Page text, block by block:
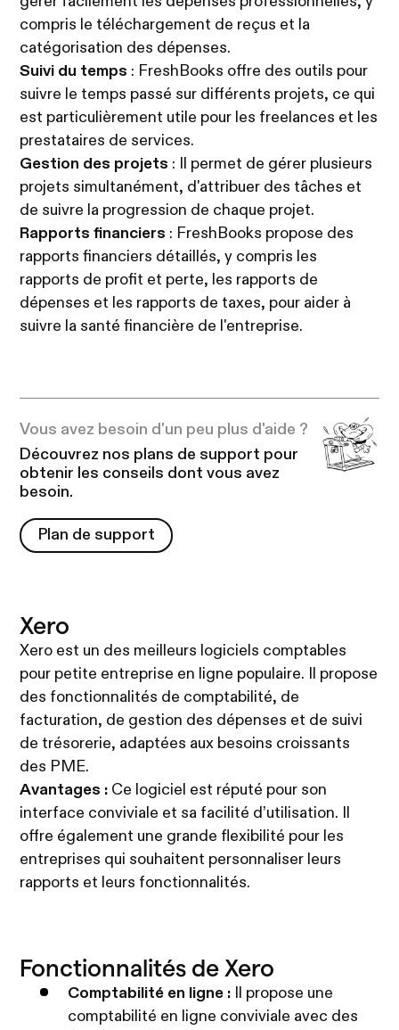
compris le téléchargement de reçus et la
catégorisation des dépenses.
Suivi du temps : FreshBooks offre des outils pour
suivre le temps passé sur différents projets, ce qui
est particulièrement utile pour les freelances et les
prestataires de services.
Gestion des projets : Il permet de gérer plusieurs
projets simultanément, d'attribuer des tâches et
de suivre la progression de chaque projet.
Rapports financiers : FreshBooks propose des
rapports financiers détaillés, y compris les
rapports de profit et perte, les rapports de
dépenses et les rapports de taxes, pour aider à
suivre la santé financière de l'entreprise.
Vous avez besoin d'un peu plus d'aide ?
Découvrez nos plans de support pour
obtenir les conseils dont vous avez
besoin.
Plan de support
Plan de support
Xero
Xero est un des meilleurs logiciels comptables
pour petite entreprise en ligne populaire. Il propose
des fonctionnalités de comptabilité, de
facturation, de gestion des dépenses et de suivi
de trésorerie, adaptées aux besoins croissants
des PME.
Avantages : Ce logiciel est réputé pour son
interface conviviale et sa facilité d’utilisation. Il
offre également une grande flexibilité pour les
entreprises qui souhaitent personnaliser leurs
rapports et leurs fonctionnalités.
Fonctionnalités de Xero
Comptabilité en ligne : Il propose une
comptabilité en ligne conviviale avec des